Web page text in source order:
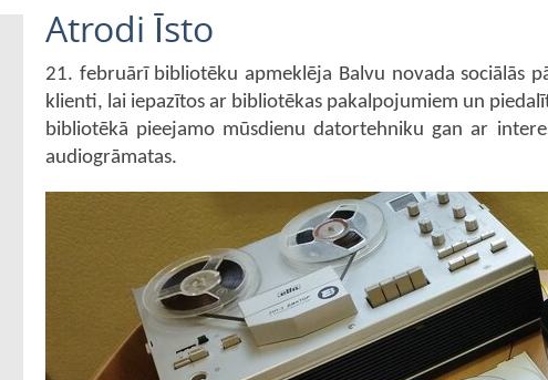
Atrodi Īsto
21. februārī bibliotēku apmeklēja Balvu novada sociālās
klienti, lai iepazītos ar bibliotēkas pakalpojumiem un
bibliotēkā pieejamo mūsdienu datortehniku gan ar
audiogrāmatas.